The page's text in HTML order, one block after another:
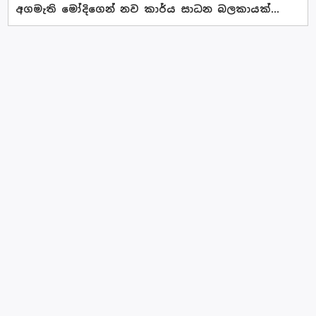
අගමැති මෝදිගෙන් නව කාර්ය සාධන බලකායක්...